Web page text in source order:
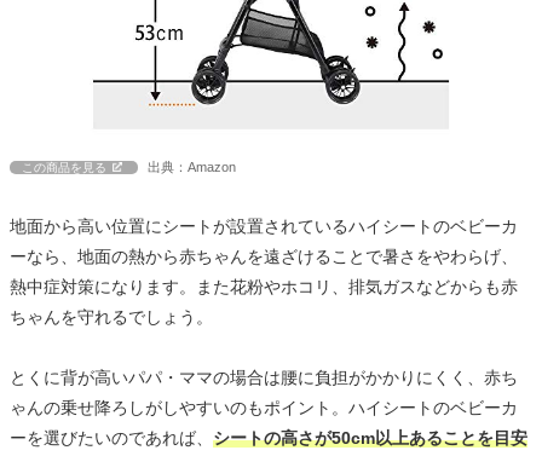
この商品を見る 出典：Amazon
地面から高い位置にシートが設置されているハイシートのベビーカ
ーなら、地面の熱から赤ちゃんを遠ざけることで暑さをやわらげ、
熱中症対策になります。また花粉やホコリ、排気ガスなどからも赤
ちゃんを守れるでしょう。
とくに背が高いパパ・ママの場合は腰に負担がかかりにくく、赤ち
ゃんの乗せ降ろしがしやすいのもポイント。ハイシートのベビーカ
ーを選びたいのであれば、 シートの高さが50cm以上あることを目安